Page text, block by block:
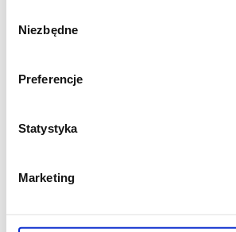
zgody
Niezbędne
Preferencje
Statystyka
Marketing